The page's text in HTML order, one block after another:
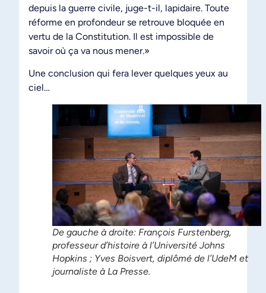
depuis la guerre civile, juge-t-il, lapidaire. Toute
réforme en profondeur se retrouve bloquée en
vertu de la Constitution. Il est impossible de
savoir où ça va nous mener.»
Une conclusion qui fera lever quelques yeux au
ciel…
De gauche à droite: François Furstenberg,
professeur d’histoire à l’Université Johns
Hopkins ; Yves Boisvert, diplômé de l’UdeM et
journaliste à La Presse.